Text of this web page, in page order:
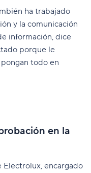
ha trabajado
y la comunicación
información, dice
porque le
todo en
en la
encargado